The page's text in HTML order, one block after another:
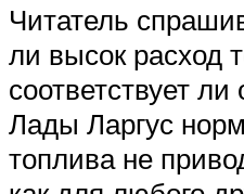
Читатель
ли высок расход
соответствует
Лады Ларгус
топлива не